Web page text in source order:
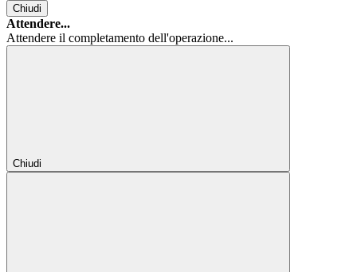
Chiudi
Attendere...
Attendere il completamento dell'operazione...
Chiudi